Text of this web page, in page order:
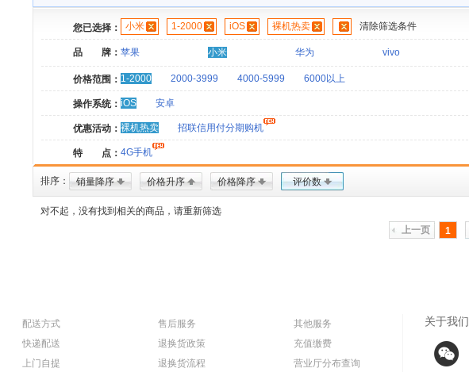
您已选择： 小米 1-2000 iOS 裸机热卖 清除筛选条件
品 牌： 苹果 小米 华为 vivo
价格范围： 1-2000 2000-3999 4000-5999 6000以上
操作系统： iOS 安卓
优惠活动： 裸机热卖 招联信用付分期购机
特 点： 4G手机
排序： 销量降序 价格升序 价格降序 评价数
对不起，没有找到相关的商品，请重新筛选
上一页
1
配送方式
快递配送
上门自提
售后服务
退换货政策
退换货流程
其他服务
充值缴费
营业厅分布查询
关于我们